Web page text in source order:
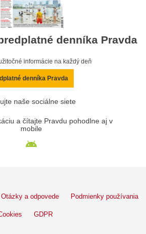
denníka Pravda
informácie na každý deň
denníka Pravda
naše sociálne siete
a čítajte Pravdu pohodlne aj v
mobile
Otázky a odpovede Podmienky používania
GDPR